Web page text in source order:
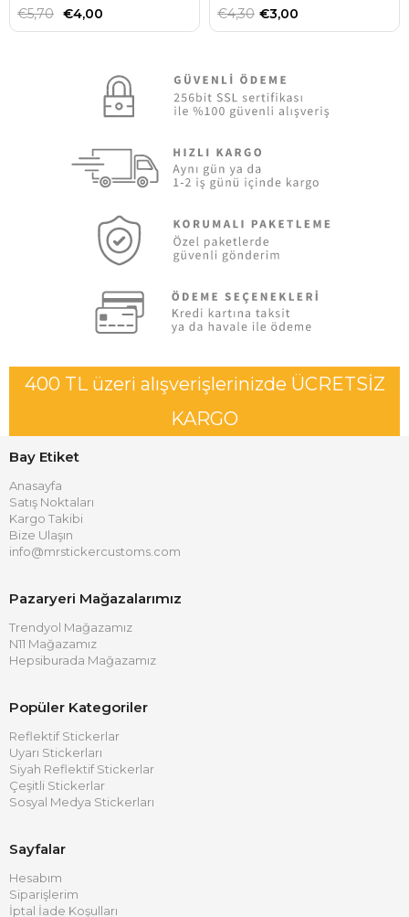
€4,00
€5,70 €3,00
€4,30
400 TL üzeri alışverişlerinizde ÜCRETSİZ
KARGO
Bay Etiket
Anasayfa
Satış Noktaları
Kargo Takibi
Bize Ulaşın
info@mrstickercustoms.com
Pazaryeri Mağazalarımız
Trendyol Mağazamız
N11 Mağazamız
Hepsiburada Mağazamız
Popüler Kategoriler
Reflektif Stickerlar
Uyarı Stickerları
Siyah Reflektif Stickerlar
Çeşitli Stickerlar
Sosyal Medya Stickerları
Sayfalar
Hesabım
Siparişlerim
İptal İade Koşulları